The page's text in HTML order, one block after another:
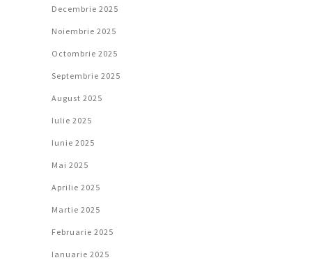
Decembrie 2025
Noiembrie 2025
Octombrie 2025
Septembrie 2025
August 2025
Iulie 2025
Iunie 2025
Mai 2025
Aprilie 2025
Martie 2025
Februarie 2025
Ianuarie 2025